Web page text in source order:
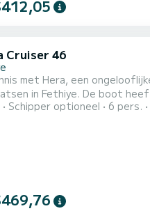
Cruiser 46
met Hera, een
met totaal comfort en een capaciteit van 7 passagiers. Met een totale lengte
en 75 pk, zal het uw
Schipper optioneel 6 pers.